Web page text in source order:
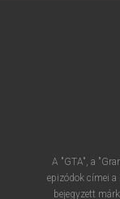
A "GTA", a
epizódok címei a
bejegyzett